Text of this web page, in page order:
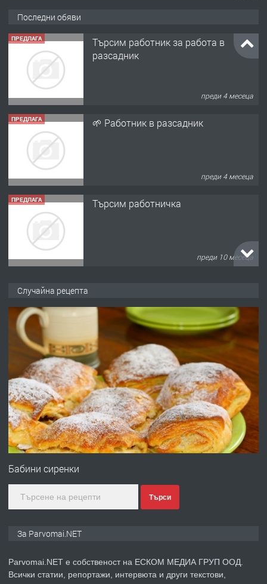
Последни обяви
ПРЕДЛАГА
разсадник
преди 10 месеца
преди 1 година
ПРЕДЛАГА Работа за общи работници
преди 1 година
ПРЕДЛАГА
Първи поход "По стъпките на Ангел
Войвода"
Монтажник на малки детайли за
преди 1 година
Случайна рецепта
Бабини сиренки
Търси
За Parvomai.NET
Parvomai.NET е собственост на ЕСКОМ МЕДИА ГРУП ООД.
Всички статии, репортажи, интервюта и други текстови,